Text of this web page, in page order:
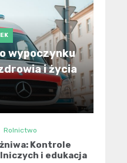
wypoczynku
i życia
Rolnictwo
Kontrole
i edukacja